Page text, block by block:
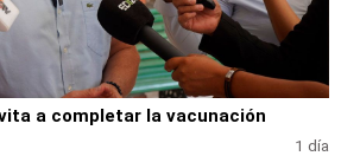
a completar la vacunación
1 día